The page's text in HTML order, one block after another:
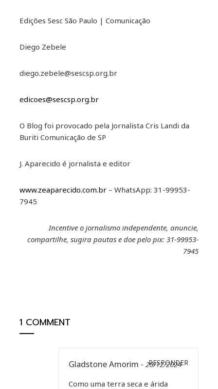
Edições Sesc São Paulo | Comunicação
Diego Zebele
diego.zebele@sescsp.org.br
edicoes@sescsp.org.br
O Blog foi provocado pela Jornalista Cris Landi da
Buriti Comunicação de SP
J. Aparecido é jornalista e editor
www.zeaparecido.com.br – WhatsApp: 31-99953-
7945
Incentive o jornalismo independente, anuncie,
compartilhe, sugira pautas e doe pelo pix: 31-99953-
7945
1 COMMENT
Gladstone Amorim - 20/12/2024
RESPONDER
Como uma terra seca e árida